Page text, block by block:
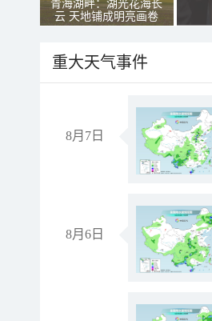
青海湖畔：湖光花海长
云 天地铺成明亮画卷
重大天气事件
8月7日
8月6日